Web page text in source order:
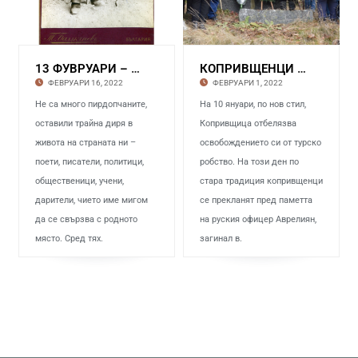
13 ФУВРУАРИ – 167 ГОДИНИ ОТ РОЖДЕНИЕТО НА ПИС
ФЕВРУАРИ 16, 2022
Не са много пирдопчаните,
оставили трайна диря в
живота на страната ни –
поети, писатели, политици,
общественици, учени,
дарители, чието име мигом
да се свързва с родното
място. Сред тях.
КОПРИВЩЕНЦИ Положиха цветя на паметника на
ФЕВРУАРИ 1, 2022
На 10 януари, по нов стил,
Копривщица отбелязва
освобождението си от турско
робство. На този ден по
стара традиция копривщенци
се прекланят пред паметта
на руския офицер Аврелиян,
загинал в.